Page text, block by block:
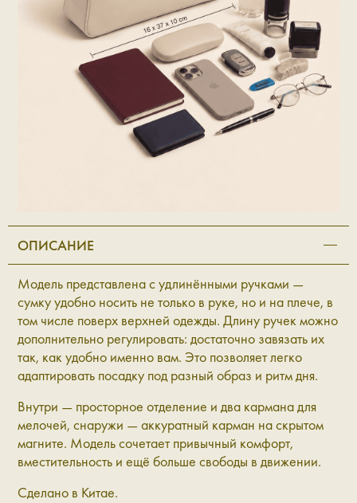
ОПИСАНИЕ
Модель представлена с удлинёнными ручками —
сумку удобно носить не только в руке, но и на плече, в
том числе поверх верхней одежды. Длину ручек можно
дополнительно регулировать: достаточно завязать их
так, как удобно именно вам. Это позволяет легко
адаптировать посадку под разный образ и ритм дня.
Внутри — просторное отделение и два кармана для
мелочей, снаружи — аккуратный карман на скрытом
магните. Модель сочетает привычный комфорт,
вместительность и ещё больше свободы в движении.
Сделано в Китае.